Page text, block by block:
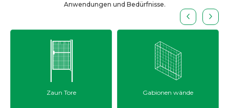
Anwendungen und Bedürfnisse.
Zaun Tore Gabionen wände